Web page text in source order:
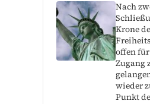
Nach
Krone
offen
Zugang
wieder
Punkt